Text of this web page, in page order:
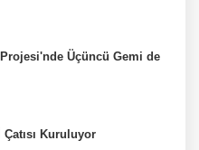
Üçüncü Gemi de
Kuruluyor